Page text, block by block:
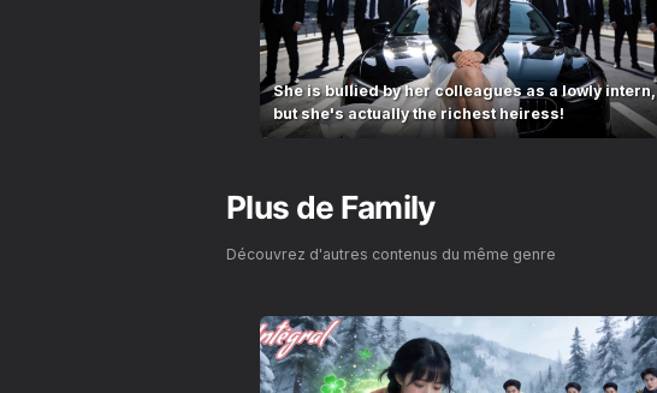
She is bullied by her colleagues as a lowly intern,
but she's actually the richest heiress!
Plus de Family
Découvrez d'autres contenus du même genre